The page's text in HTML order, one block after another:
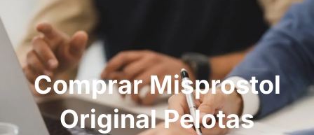
Comprar Misprostol
Original Pelotas